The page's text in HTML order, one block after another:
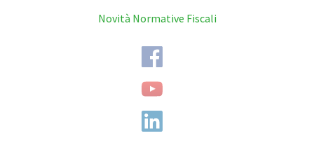
Novità Normative Fiscali